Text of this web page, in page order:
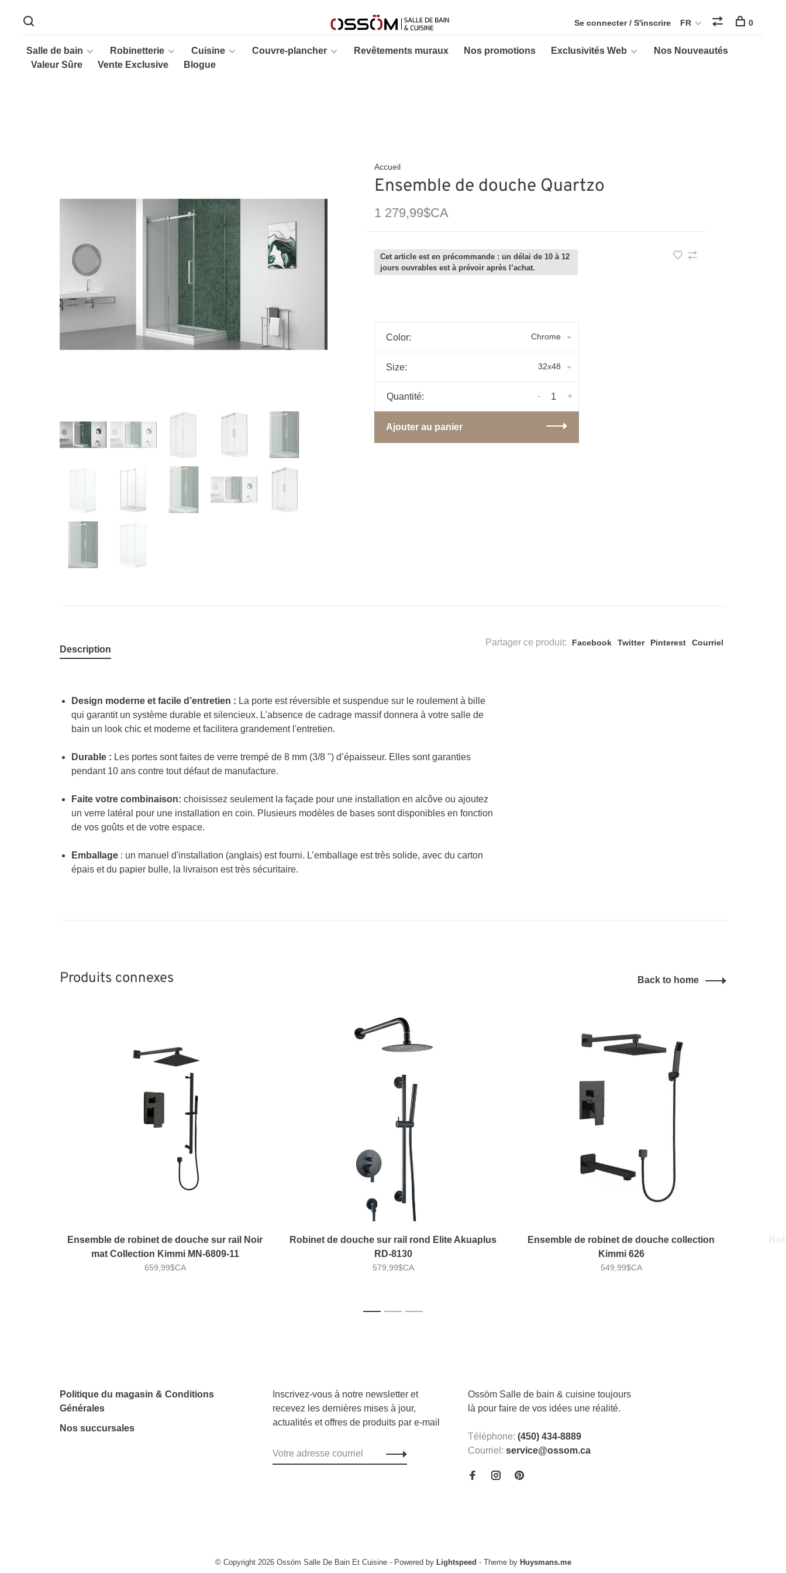
Salle de bain Robinetterie Cuisine Couvre-plancher Revêtements muraux Nos promotions Exclusivités Web
Nos Nouveautés
Valeur Sûre
Vente Exclusive Blogue
Se connecter / S'inscrire FR 0
Accueil
Ensemble de douche Quartzo
1 279,99$CA
Cet article est en précommande : un délai de 10 à 12
jours ouvrables est à prévoir après l’achat.
Color: Chrome
Size: 32x48
Quantité: +
-
Ajouter au panier
Partager ce produit: Facebook Twitter Pinterest Courriel
Description
Design moderne et facile d’entretien : La porte est réversible et suspendue sur le roulement à bille
qui garantit un système durable et silencieux. L'absence de cadrage massif donnera à votre salle de
bain un look chic et moderne et facilitera grandement l'entretien.
Durable : Les portes sont faites de verre trempé de 8 mm (3/8 ") d’épaisseur. Elles sont garanties
pendant 10 ans contre tout défaut de manufacture.
Faite votre combinaison: choisissez seulement la façade pour une installation en alcôve ou ajoutez
un verre latéral pour une installation en coin. Plusieurs modèles de bases sont disponibles en fonction
de vos goûts et de votre espace.
Emballage : un manuel d'installation (anglais) est fourni. L’emballage est très solide, avec du carton
épais et du papier bulle, la livraison est très sécuritaire.
Produits connexes Back to home
Ensemble de robinet de douche sur rail Noir
mat Collection Kimmi MN-6809-11
659,99$CA
Robinet de douche sur rail rond Elite Akuaplus
RD-8130
579,99$CA
Ensemble de robinet de douche collection
Kimmi 626
549,99$CA
1 2 3
Politique du magasin & Conditions
Générales
Nos succursales
Inscrivez-vous à notre newsletter et
recevez les dernières mises à jour,
actualités et offres de produits par e-mail
Ossöm Salle de bain & cuisine toujours
là pour faire de vos idées une réalité.
Téléphone: (450) 434-8889
Courriel: service@ossom.ca
© Copyright 2026 Ossöm Salle De Bain Et Cuisine - Powered by Lightspeed - Theme by Huysmans.me